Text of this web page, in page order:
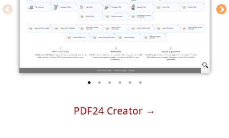
PDF24 Creator